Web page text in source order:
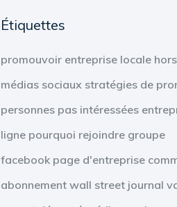
Étiquettes
promouvoir entreprise locale hors
médias sociaux stratégies de
personnes pas intéressées
ligne pourquoi rejoindre groupe
facebook page d'entreprise
abonnement wall street journal